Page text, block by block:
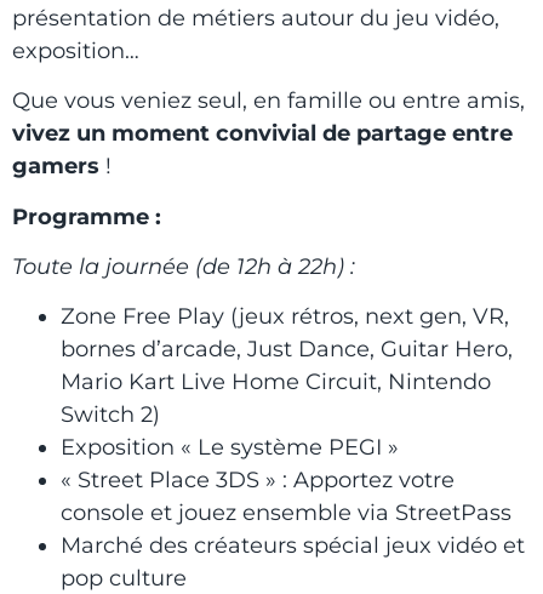
présentation de métiers autour du jeu vidéo,
exposition…
Que vous veniez seul, en famille ou entre amis,
vivez un moment convivial de partage entre
gamers !
Programme :
Toute la journée (de 12h à 22h) :
Zone Free Play (jeux rétros, next gen, VR,
bornes d’arcade, Just Dance, Guitar Hero,
Mario Kart Live Home Circuit, Nintendo
Switch 2)
Exposition « Le système PEGI »
« Street Place 3DS » : Apportez votre
console et jouez ensemble via StreetPass
Marché des créateurs spécial jeux vidéo et
pop culture